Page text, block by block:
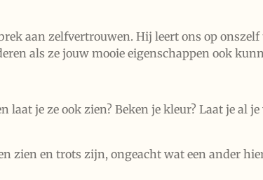
aan zelfvertrouwen. Hij leert ons op onszelf
als ze jouw mooie eigenschappen ook
laat je ze ook zien? Beken je kleur? Laat je al
zien en trots zijn, ongeacht wat een ander